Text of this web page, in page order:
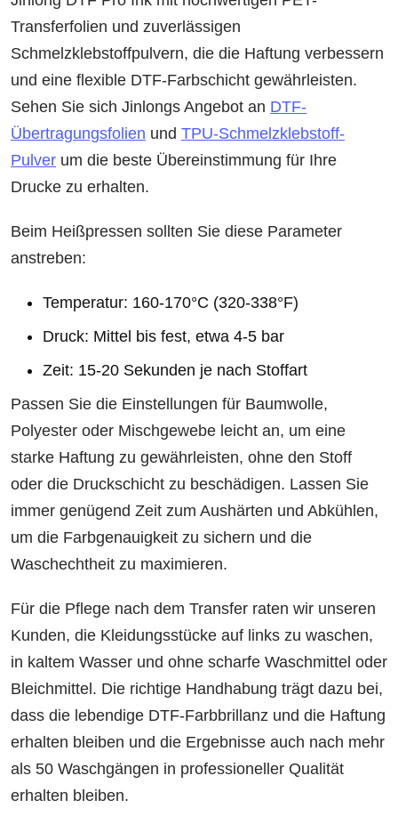
Transferfolien und zuverlässigen
Schmelzklebstoffpulvern, die die Haftung verbessern
und eine flexible DTF-Farbschicht gewährleisten.
Sehen Sie sich Jinlongs Angebot an DTF-
Übertragungsfolien und TPU-Schmelzklebstoff-
Pulver um die beste Übereinstimmung für Ihre
Drucke zu erhalten.
Beim Heißpressen sollten Sie diese Parameter
anstreben:
Temperatur: 160-170°C (320-338°F)
Druck: Mittel bis fest, etwa 4-5 bar
Zeit: 15-20 Sekunden je nach Stoffart
Passen Sie die Einstellungen für Baumwolle,
Polyester oder Mischgewebe leicht an, um eine
starke Haftung zu gewährleisten, ohne den Stoff
oder die Druckschicht zu beschädigen. Lassen Sie
immer genügend Zeit zum Aushärten und Abkühlen,
um die Farbgenauigkeit zu sichern und die
Waschechtheit zu maximieren.
Für die Pflege nach dem Transfer raten wir unseren
Kunden, die Kleidungsstücke auf links zu waschen,
in kaltem Wasser und ohne scharfe Waschmittel oder
Bleichmittel. Die richtige Handhabung trägt dazu bei,
dass die lebendige DTF-Farbbrillanz und die Haftung
erhalten bleiben und die Ergebnisse auch nach mehr
als 50 Waschgängen in professioneller Qualität
erhalten bleiben.